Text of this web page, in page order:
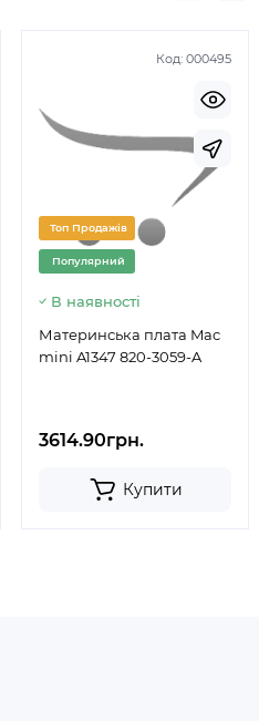
Код: 000495
Топ Продажів
Популярний
В наявності
Материнська плата Mac
mini A1347 820-3059-A
3614.90грн.
Купити